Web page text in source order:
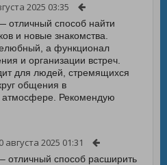
2025 03:35
отличный способ найти
и новые знакомства.
а функционал
и организации встреч.
для людей, стремящихся
общения в
атмосфере. Рекомендую
августа 2025 01:31
отличный способ расширить